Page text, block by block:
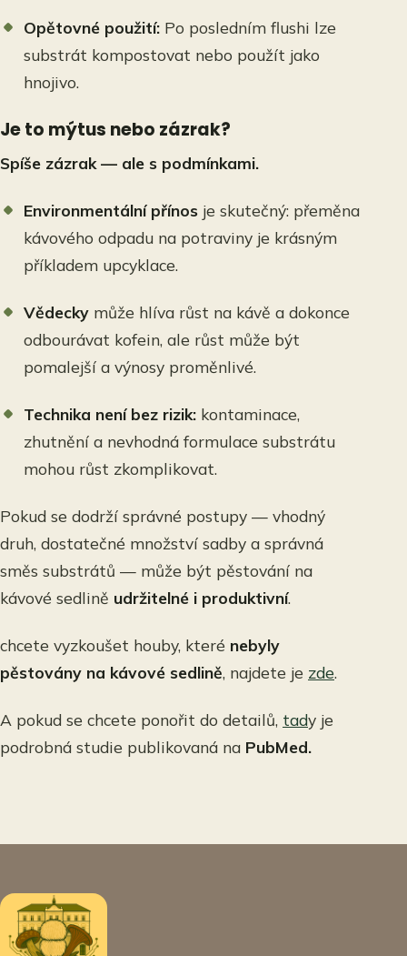
Opětovné použití: Po posledním flushi lze
substrát kompostovat nebo použít jako
hnojivo.
Je to mýtus nebo zázrak?
Spíše zázrak — ale s podmínkami.
Environmentální přínos je skutečný: přeměna
kávového odpadu na potraviny je krásným
příkladem upcyklace.
Vědecky může hlíva růst na kávě a dokonce
odbourávat kofein, ale růst může být
pomalejší a výnosy proměnlivé.
Technika není bez rizik: kontaminace,
zhutnění a nevhodná formulace substrátu
mohou růst zkomplikovat.
Pokud se dodrží správné postupy — vhodný
druh, dostatečné množství sadby a správná
směs substrátů — může být pěstování na
kávové sedlině udržitelné i produktivní.
chcete vyzkoušet houby, které nebyly
pěstovány na kávové sedlině, najdete je zde.
A pokud se chcete ponořit do detailů, tady je
podrobná studie publikovaná na PubMed.